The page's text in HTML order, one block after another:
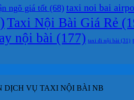
ngõ giá tốt (68) taxi noi bai
Taxi Nội Bài Giá Rẻ
nội bài (177) taxi đi nội bài (31)
DỊCH VỤ TAXI NỘI BÀI NB